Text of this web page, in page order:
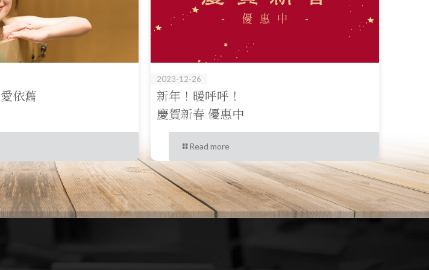
依舊
2023-12-26
新年！暖呼呼！
慶賀新春 優惠中
Read more